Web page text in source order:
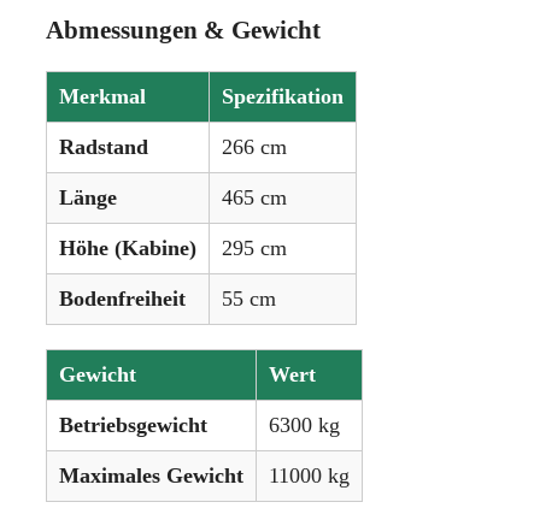
Abmessungen & Gewicht
Merkmal Spezifikation
Radstand 266 cm
Länge 465 cm
Höhe (Kabine) 295 cm
Bodenfreiheit 55 cm
Gewicht Wert
Betriebsgewicht 6300 kg
Maximales Gewicht 11000 kg